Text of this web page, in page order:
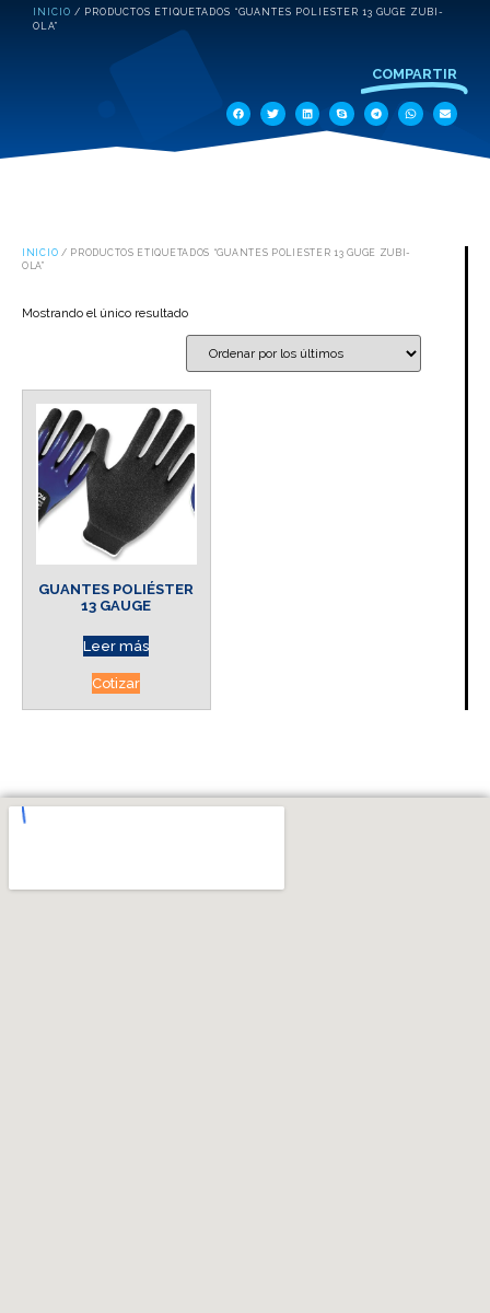
INICIO / PRODUCTOS ETIQUETADOS “GUANTES POLIESTER 13 GUGE ZUBI-
OLA”
COMPARTIR
INICIO / PRODUCTOS ETIQUETADOS “GUANTES POLIESTER 13 GUGE ZUBI-
OLA”
Mostrando el único resultado
GUANTES POLIÉSTER
13 GAUGE
Leer más
Cotizar